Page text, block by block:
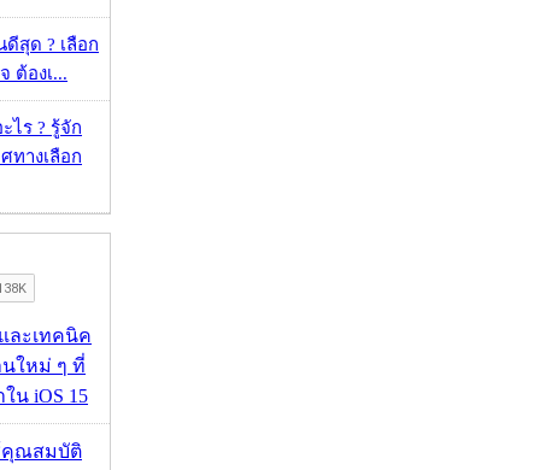
สุด ? เลือก
ต้องเ...
ไร ? รู้จัก
ทางเลือก
ละเทคนิค
ใหม่ ๆ ที่
น iOS 15
คุณสมบัติ